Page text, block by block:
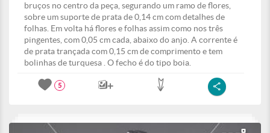
bruços no centro da peça, segurando um ramo de flores,
sobre um suporte de prata de 0,14 cm com detalhes de
folhas. Em volta há flores e folhas assim como nos três
pingentes, com 0,05 cm cada, abaixo do anjo. A corrente é
de prata trançada com 0,15 cm de comprimento e tem
bolinhas de turquesa . O fecho é do tipo boia.
5